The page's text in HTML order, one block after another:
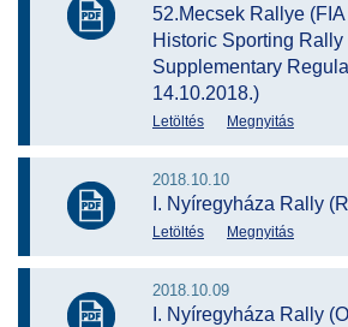
52.Mecsek Rallye
Historic Sporting
Supplementary
14.10.2018.)
Letöltés Megnyitás
2018.10.10
I. Nyíregyháza Rally
Letöltés Megnyitás
2018.10.09
I. Nyíregyháza Rally